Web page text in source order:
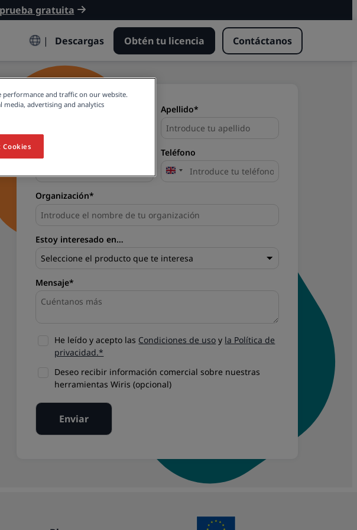
gratuita
| Descargas Obtén tu licencia Contáctanos
Nombre* Apellido*
Teléfono
United
Organización*
Estoy interesado en…
Mensaje*
He leído y acepto las Condiciones de uso y la Política de
privacidad.*
Deseo recibir información comercial sobre nuestras
herramientas Wiris (opcional)
performance and traffic on our website.
advertising and analytics
Cookies